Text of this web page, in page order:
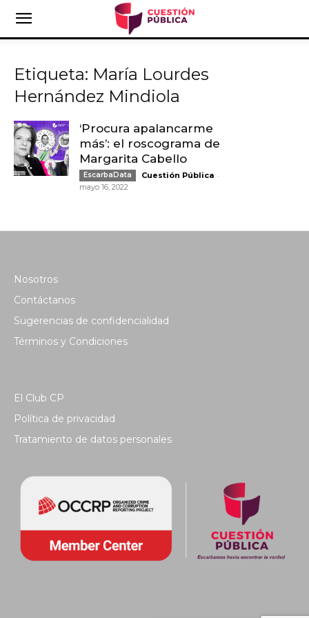
Etiqueta: María Lourdes
Hernández Mindiola
‘Procura apalancarme
más’: el roscograma de
Margarita Cabello
EscarbaData Cuestión Pública -
mayo 16, 2022
Nosotros
Contáctanos
Sugerencias de confidencialidad
Términos y Condiciones
El Club CP
Política de privacidad
Tratamiento de datos personales